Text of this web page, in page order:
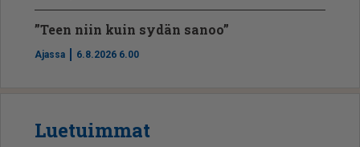
”Teen niin kuin sydän sanoo”
Ajassa 6.8.2026 6.00
Luetuimmat